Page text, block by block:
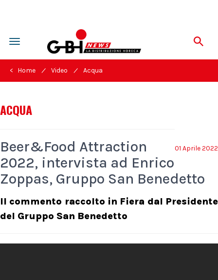
Toggle
navigation
< Home / Video / Acqua
ACQUA
01 Aprile 2022
Beer&Food Attraction
2022, intervista ad Enrico
Zoppas, Gruppo San Benedetto
Il commento raccolto in Fiera dal Presidente
del Gruppo San Benedetto